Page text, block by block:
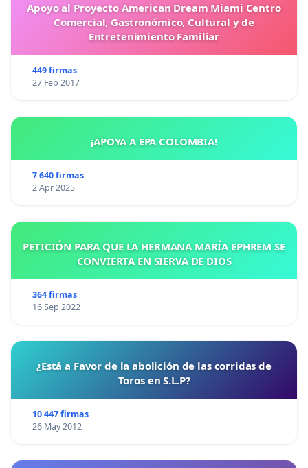
Apoyo al Proyecto American Dream Miami Centro
Comercial, Gastronómico, Cultural y de
Entretenimiento Familiar
449 firmas
27 Feb 2017
¡APOYA A EPA COLOMBIA!
7 640 firmas
2 Apr 2025
PETICIÓN PARA QUE LA HERMANA MARÍA EPHREM SE
CONVIERTA EN SIERVA DE DIOS
364 firmas
16 Sep 2022
¿Está a Favor de la abolición de las corridas de
Toros en S.L.P?
10 447 firmas
26 May 2012